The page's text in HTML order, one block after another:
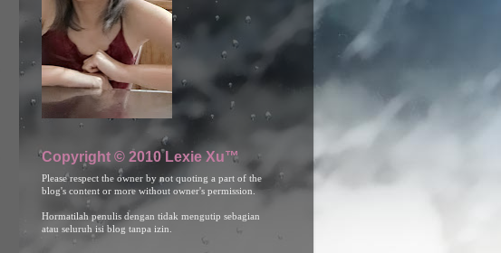
Copyright © 2010 Lexie Xu™
Please respect the owner by not quoting a part of the
blog's content or more without owner's permission.
Hormatilah penulis dengan tidak mengutip sebagian
atau seluruh isi blog tanpa izin.